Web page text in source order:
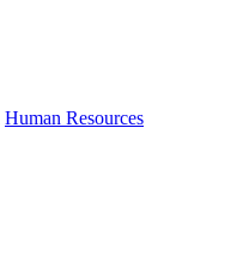
Human Resources